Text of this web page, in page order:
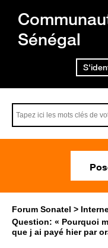
Sénégal
Forum Sonatel
Question: « Pourquoi
que j ai payé hier par